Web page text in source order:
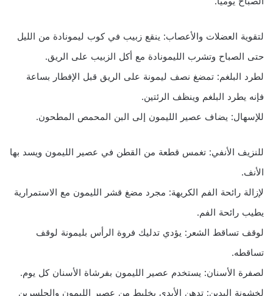
لتقوية العضلات والأعصاب: ينقع زبيب في كوب ليمونادة من الليل
حتى الصباح وتشرب الليمونادة مع أكل الزبيب على الريق.
لطرد البلغم: تمضغ نصف ليمونة على الريق قبل الإفطار بساعة
فإنه يطرد البلغم وينظف الرئتين.
للإسهال: يضاف عصير الليمون إلى البن المحمص المطحون.
للنزيف الأنفي: تغمس قطعة من القطن في عصير الليمون ويسد بها
الأنف.
لإزالة رائحة الفم الكريهة: مجرد مضغ قشر الليمون مع الاستمرارية
يطيب رائحة الفم.
لوقف تساقط الشعر: يؤدي تدليك فروة الرأس بليمونة لوقف
تساقطه.
لصفرة الأسنان: يستخدم عصير الليمون بفرشاة الأسنان كل يوم.